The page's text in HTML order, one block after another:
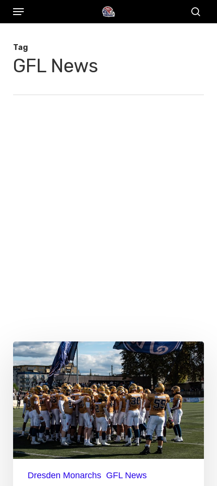
Skip
content
Menu
Tag
GFL News
Monarchs
gewinnen
gegen
direkten
Konkurrenten
Dresden Monarchs GFL News